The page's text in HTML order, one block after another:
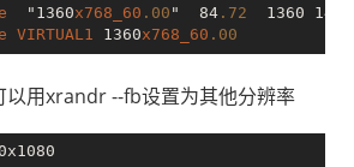
  "1360
x768_60 .00 "  84 .72
1360
VIRTUAL1 1360x768_60 .00
以用xrandr --fb设置为其他分辨率